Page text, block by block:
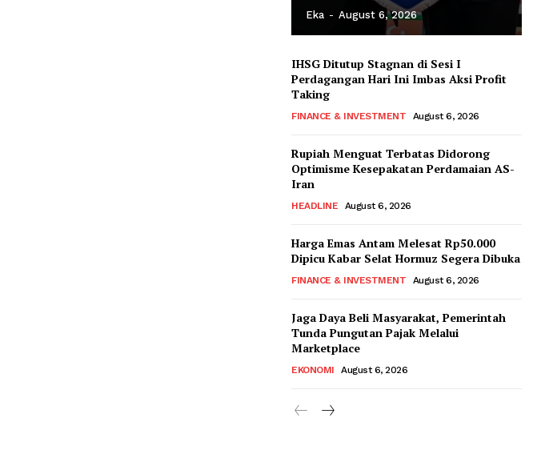
Eka - August 6, 2026
IHSG Ditutup Stagnan di Sesi I
Perdagangan Hari Ini Imbas Aksi Profit
Taking
FINANCE & INVESTMENT August 6, 2026
Rupiah Menguat Terbatas Didorong
Optimisme Kesepakatan Perdamaian AS-
Iran
HEADLINE August 6, 2026
Harga Emas Antam Melesat Rp50.000
Dipicu Kabar Selat Hormuz Segera Dibuka
FINANCE & INVESTMENT August 6, 2026
Jaga Daya Beli Masyarakat, Pemerintah
Tunda Pungutan Pajak Melalui
Marketplace
EKONOMI August 6, 2026